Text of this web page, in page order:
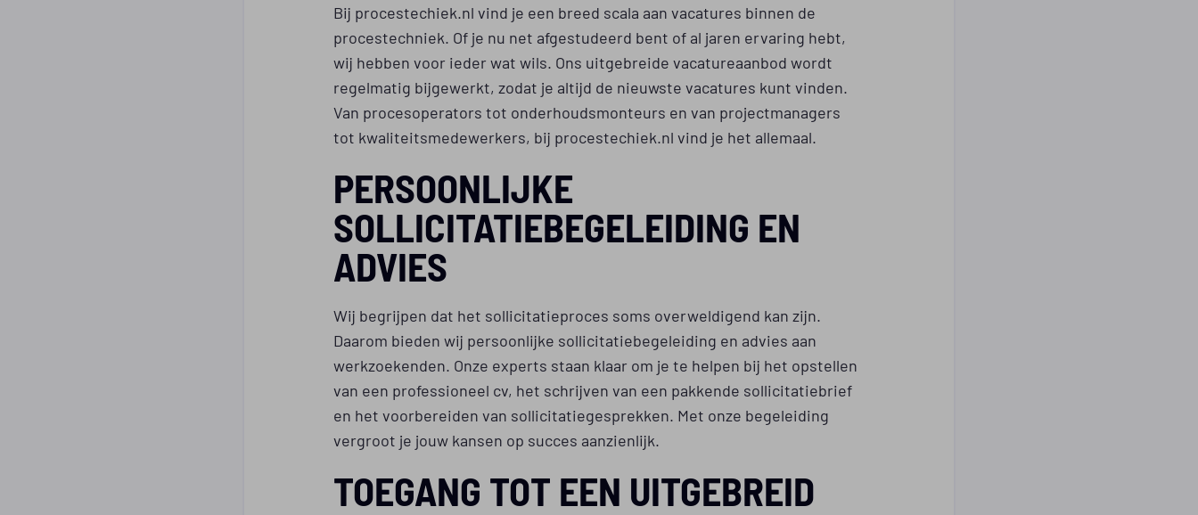
Bij procestechiek.nl vind je een breed scala aan vacatures binnen de
procestechniek. Of je nu net afgestudeerd bent of al jaren ervaring hebt,
wij hebben voor ieder wat wils. Ons uitgebreide vacatureaanbod wordt
regelmatig bijgewerkt, zodat je altijd de nieuwste vacatures kunt vinden.
Van procesoperators tot onderhoudsmonteurs en van projectmanagers
tot kwaliteitsmedewerkers, bij procestechiek.nl vind je het allemaal.
PERSOONLIJKE
SOLLICITATIEBEGELEIDING EN
ADVIES
Wij begrijpen dat het sollicitatieproces soms overweldigend kan zijn.
Daarom bieden wij persoonlijke sollicitatiebegeleiding en advies aan
werkzoekenden. Onze experts staan klaar om je te helpen bij het opstellen
van een professioneel cv, het schrijven van een pakkende sollicitatiebrief
en het voorbereiden van sollicitatiegesprekken. Met onze begeleiding
vergroot je jouw kansen op succes aanzienlijk.
TOEGANG TOT EEN UITGEBREID